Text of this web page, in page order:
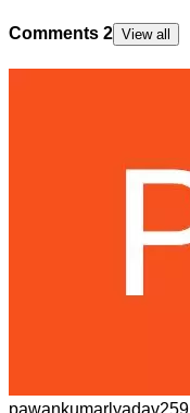
Comments 2 View all